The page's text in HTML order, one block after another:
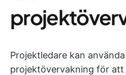
Projektledare kan
projektövervakning för att